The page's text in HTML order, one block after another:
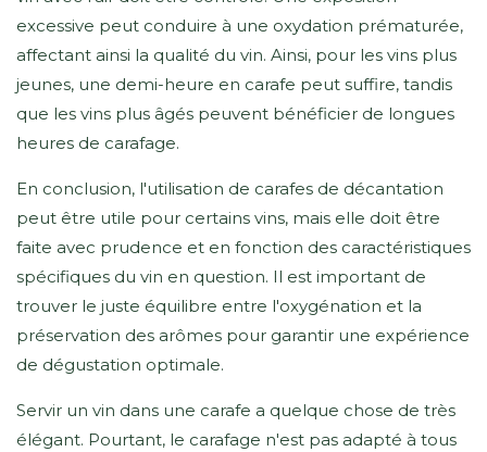
excessive peut conduire à une oxydation prématurée,
affectant ainsi la qualité du vin. Ainsi, pour les vins plus
jeunes, une demi-heure en carafe peut suffire, tandis
que les vins plus âgés peuvent bénéficier de longues
heures de carafage.
En conclusion, l'utilisation de carafes de décantation
peut être utile pour certains vins, mais elle doit être
faite avec prudence et en fonction des caractéristiques
spécifiques du vin en question. Il est important de
trouver le juste équilibre entre l'oxygénation et la
préservation des arômes pour garantir une expérience
de dégustation optimale.
Servir un vin dans une carafe a quelque chose de très
élégant. Pourtant, le carafage n'est pas adapté à tous